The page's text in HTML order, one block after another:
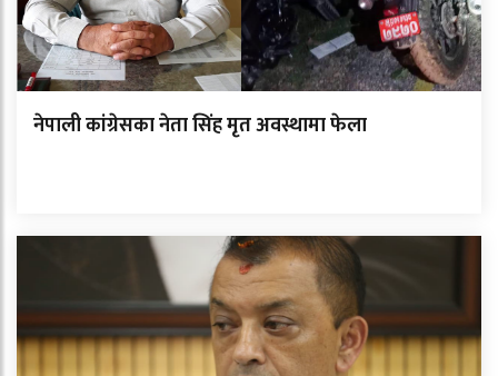
नेपाली कांग्रेसका नेता सिंह मृत अवस्थामा फेला